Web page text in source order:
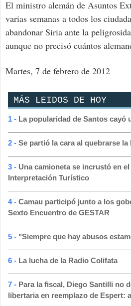
El ministro alemán de Asuntos
varias semanas a todos los
abandonar Siria ante la
aunque no precisó cuántos
Martes, 7 de febrero de 2012
MÁS LEIDOS DE HOY
1 - La popularidad de Santos cayó
2 - Se partió la cara al quebrarse
3 - Una camioneta se incrustó en
Interpretación Turístico
4 - Camau participó junto a los
Sexto Encuentro de GESTAR
5 - "Siempre que hay abusos
6 - La lucha de la Radio Colifata
7 - Para la fiscal, Diego Santilli no
libertaria en reemplazo de Espert: